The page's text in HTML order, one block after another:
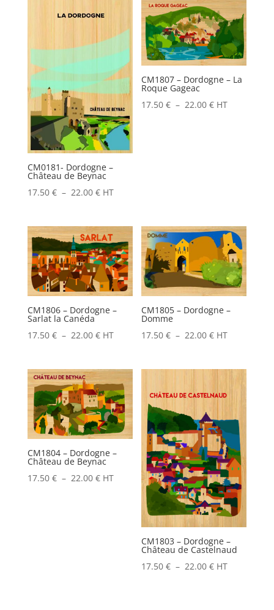
à
22.00 €
17.50 €
à
22.00 €
CM0181- Dordogne –
Château de Beynac
17.50 € – 22.00 €Plage
prix :
17.50 €
à
22.00 €
HT
CM1807 – Dordogne – La
Roque Gageac
17.50€ – 22.00€Plage
HT
CM1806 – Dordogne –
Sarlat la Canéda
17.50 € – 22.00 €Plage
prix :
17.50 €
à
22.00 €
HT
CM1805 – Dordogne –
Domme
17.50€ – 22.00€Plage
prix :
à
HT
CM1804 – Dordogne –
Château de Beynac
17.50 € – 22.00 €Plage
HT
CM1803 – Dordogne –
Château de Castelnaud
17.50€ – 22.00€Plage
HT